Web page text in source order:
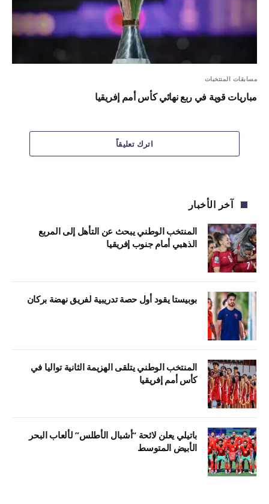
مسابقات المنتخبات
مباريات قوية في ربع نهائي كأس أمم إفريقيا
اترك تعليقاً
آخر الأخبار
المنتخب الوطني يبحث عن التأهل إلى المربع
الذهبي أمام جنوب إفريقيا
بوبيستا يقود أول حصة تدريبية لفريق نهضة بركان
المنتخب الوطني يتلقى الهزيمة الثانية تواليا في
كأس أمم إفريقيا
باتيلي يعلن لائحة “أشبال الأطلس” لألعاب البحر
الأبيض المتوسط